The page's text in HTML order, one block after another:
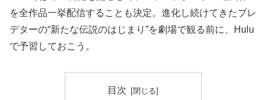
を全作品一挙配信することも決定。進化し続けてきたプレ
デターの“新たな伝説のはじまり”を劇場で観る前に、Hulu
で予習しておこう。
目次